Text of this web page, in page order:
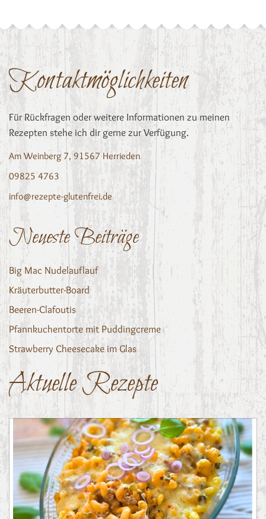
Kontaktmöglichkeiten
Für Rückfragen oder weitere Informationen zu meinen
Rezepten stehe ich dir gerne zur Verfügung.
Am Weinberg 7, 91567 Herrieden
09825 4763
info@rezepte-glutenfrei.de
Neueste Beiträge
Big Mac Nudelauflauf
Kräuterbutter-Board
Beeren-Clafoutis
Pfannkuchentorte mit Puddingcreme
Strawberry Cheesecake im Glas
Aktuelle Rezepte